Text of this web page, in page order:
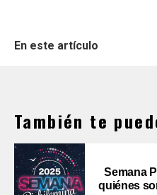
En este artículo
También te
Semana
quiénes